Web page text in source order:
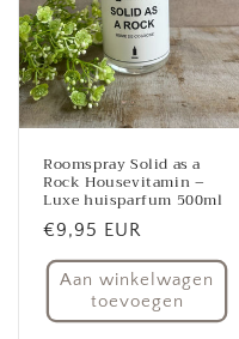
Roomspray Solid as a
Rock Housevitamin –
Luxe huisparfum 500ml
Normale
prijs
€9,95 EUR
Aan winkelwagen
toevoegen